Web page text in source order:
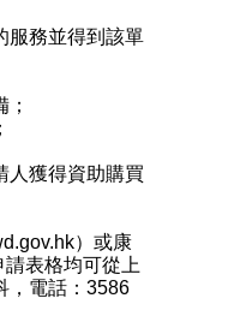
服務並得到該單
人獲得資助購買
）或康
表格均可從上
，電話：3586